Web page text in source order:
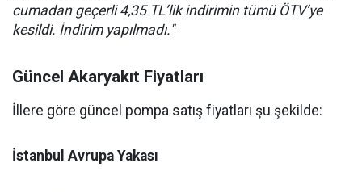
cumadan geçerli 4,35 TL’lik indirimin tümü ÖTV’ye
kesildi. İndirim yapılmadı."
Güncel Akaryakıt Fiyatları
İllere göre güncel pompa satış fiyatları şu şekilde:
İstanbul Avrupa Yakası